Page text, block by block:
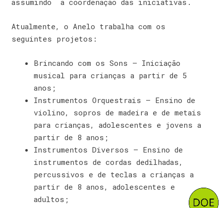
Atualmente, o Anelo trabalha com os
seguintes projetos:
Brincando com os Sons – Iniciação
musical para crianças a partir de 5
anos;
Instrumentos Orquestrais – Ensino de
violino, sopros de madeira e de metais
para crianças, adolescentes e jovens a
partir de 8 anos;
Instrumentos Diversos – Ensino de
instrumentos de cordas dedilhadas,
percussivos e de teclas a crianças a
partir de 8 anos, adolescentes e
adultos;